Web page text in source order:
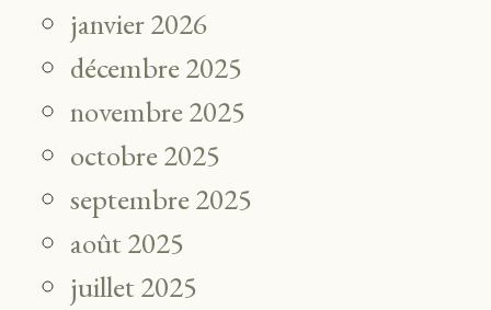
janvier 2026
décembre 2025
novembre 2025
octobre 2025
septembre 2025
août 2025
juillet 2025